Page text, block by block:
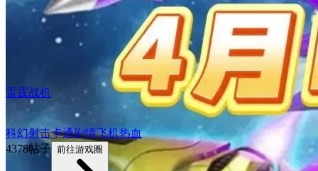
雷霆战机
7.6
科幻射击卡通剧情飞机热血
4378帖子 前往游戏圈